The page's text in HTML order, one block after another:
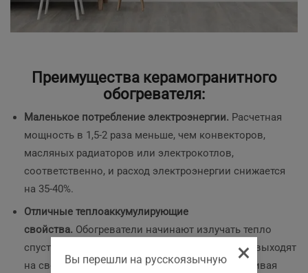
Преимущества керамогранитного
обогревателя:
Маленькое потребление электроэнергии. Расчетная
мощность в 1,5-2 раза меньше, чем конвекторов,
масляных радиаторов или электрокотлов,
соответственно, и расход электроэнергии снижается
на 35-40%.
Отличные теплоаккумулирующие
свойства. Обогреватели начинают излучать тепло
спустя 20 минут после включения, через 1 час выходят
на свою рабочую температуру, активно накапливая
×
Вы перешли на русскоязычную